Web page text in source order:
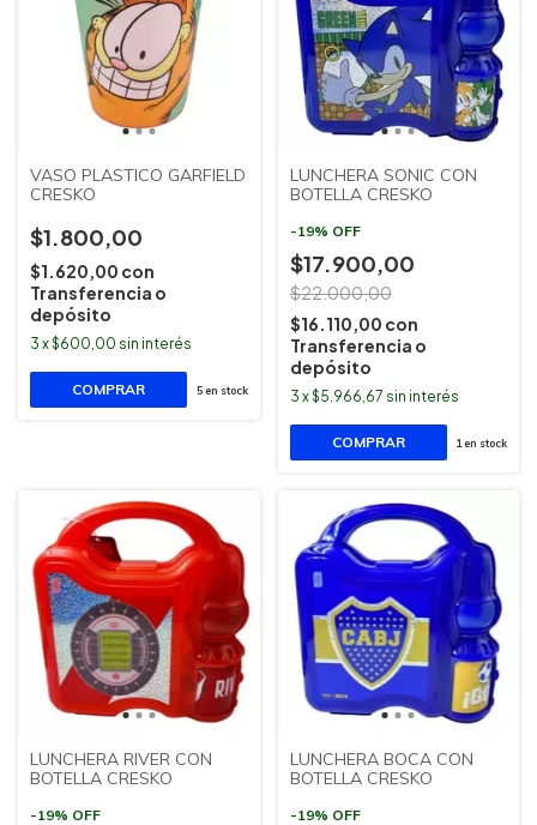
VASO PLASTICO GARFIELD
CRESKO
$1.800,00
$1.620,00 con
Transferencia o
depósito
3 x$600,00 sin interés
5en stock
LUNCHERA SONIC CON
BOTELLA CRESKO
-19% OFF
$17.900,00
$22.000,00
$16.110,00 con
Transferencia o
depósito
3 x$5.966,67 sin interés
1 en stock
LUNCHERA RIVER CON
BOTELLA CRESKO
-19% OFF
LUNCHERA BOCA CON
BOTELLA CRESKO
-19% OFF